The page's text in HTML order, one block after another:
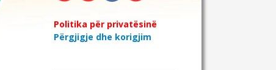
Politika për privatësinë
Përgjigje dhe korigjim